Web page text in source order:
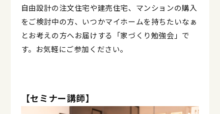
自由設計の注文住宅や建売住宅、マンションの購入
をご検討中の方、いつかマイホームを持ちたいなぁ
とお考えの方へお届けする「家づくり勉強会」で
す。お気軽にご参加ください。
【セミナー講師】